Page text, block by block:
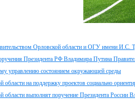
Орловской области и ОГУ имени И.С.
Президента РФ Владимира Путина
управлению состоянием окружающей среды
области на поддержку проектов социально
области выполнят поручение Президента России